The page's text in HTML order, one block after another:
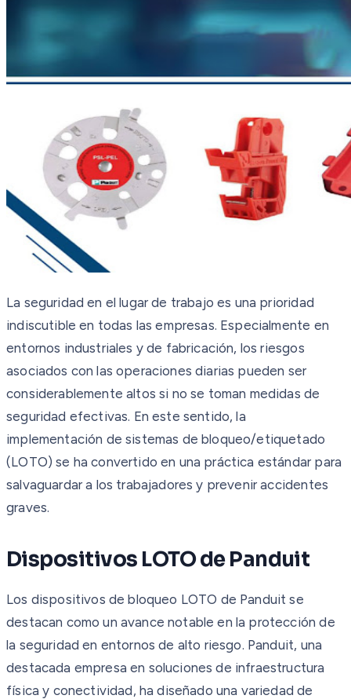
La seguridad en el lugar de trabajo es una prioridad
indiscutible en todas las empresas. Especialmente en
entornos industriales y de fabricación, los riesgos
asociados con las operaciones diarias pueden ser
considerablemente altos si no se toman medidas de
seguridad efectivas. En este sentido, la
implementación de sistemas de bloqueo/etiquetado
(LOTO) se ha convertido en una práctica estándar para
salvaguardar a los trabajadores y prevenir accidentes
graves.
Dispositivos LOTO de Panduit
Los dispositivos de bloqueo LOTO de Panduit se
destacan como un avance notable en la protección de
la seguridad en entornos de alto riesgo. Panduit, una
destacada empresa en soluciones de infraestructura
física y conectividad, ha diseñado una variedad de